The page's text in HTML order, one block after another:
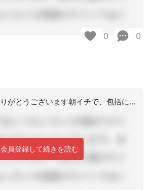
0 0
皆さん、ご意見ありがとうございます朝イチで、包括にはお断り入れました
会員登録して続きを読む